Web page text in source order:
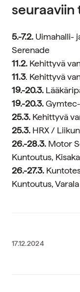
seuraaviin
5.-7.2. Uimahalli-
Serenade
11.2. Kehittyvä
11.3. Kehittyvä
19.-20.3.
19.-20.3.
25.3. Kehittyvä
25.3. HRX /
26.-28.3. Motor
Kuntoutus,
26.-27.3.
Kuntoutus, Varala
17.12.2024